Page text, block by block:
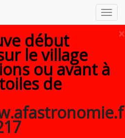
×
début
le village
ou avant à
de